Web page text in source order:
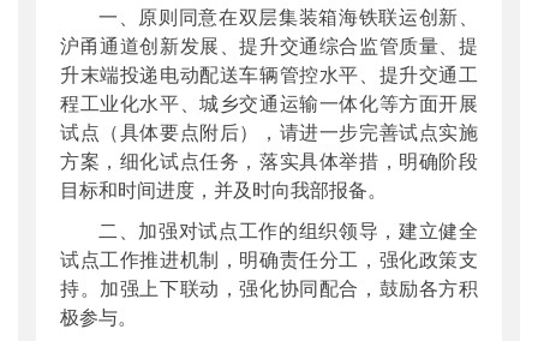
一、原则同意在双层集装箱海铁联运创新、
沪甬通道创新发展、提升交通综合监管质量、提
升末端投递电动配送车辆管控水平、提升交通工
程工业化水平、城乡交通运输一体化等方面开展
试点（具体要点附后），请进一步完善试点实施
方案，细化试点任务，落实具体举措，明确阶段
目标和时间进度，并及时向我部报备。
二、加强对试点工作的组织领导，建立健全
试点工作推进机制，明确责任分工，强化政策支
持。加强上下联动，强化协同配合，鼓励各方积
极参与。